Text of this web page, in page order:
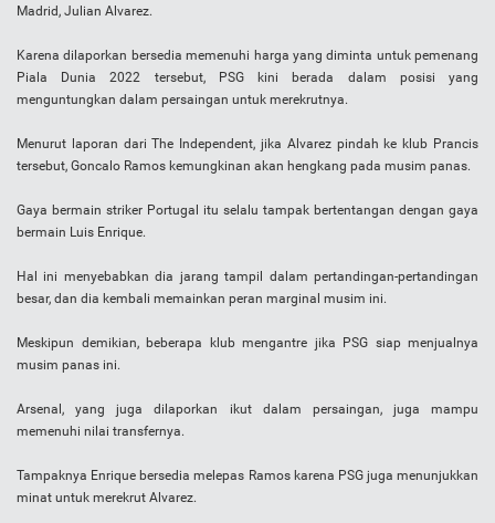
Madrid, Julian Alvarez.
Karena dilaporkan bersedia memenuhi harga yang diminta untuk pemenang
Piala Dunia 2022 tersebut, PSG kini berada dalam posisi yang
menguntungkan dalam persaingan untuk merekrutnya.
Menurut laporan dari The Independent, jika Alvarez pindah ke klub Prancis
tersebut, Goncalo Ramos kemungkinan akan hengkang pada musim panas.
Gaya bermain striker Portugal itu selalu tampak bertentangan dengan gaya
bermain Luis Enrique.
Hal ini menyebabkan dia jarang tampil dalam pertandingan-pertandingan
besar, dan dia kembali memainkan peran marginal musim ini.
Meskipun demikian, beberapa klub mengantre jika PSG siap menjualnya
musim panas ini.
Arsenal, yang juga dilaporkan ikut dalam persaingan, juga mampu
memenuhi nilai transfernya.
Tampaknya Enrique bersedia melepas Ramos karena PSG juga menunjukkan
minat untuk merekrut Alvarez.